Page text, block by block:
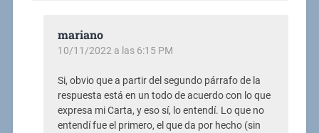
mariano
10/11/2022 a las 6:15 PM
Si, obvio que a partir del segundo párrafo de la
respuesta está en un todo de acuerdo con lo que
expresa mi Carta, y eso sí, lo entendí. Lo que no
entendí fue el primero, el que da por hecho (sin